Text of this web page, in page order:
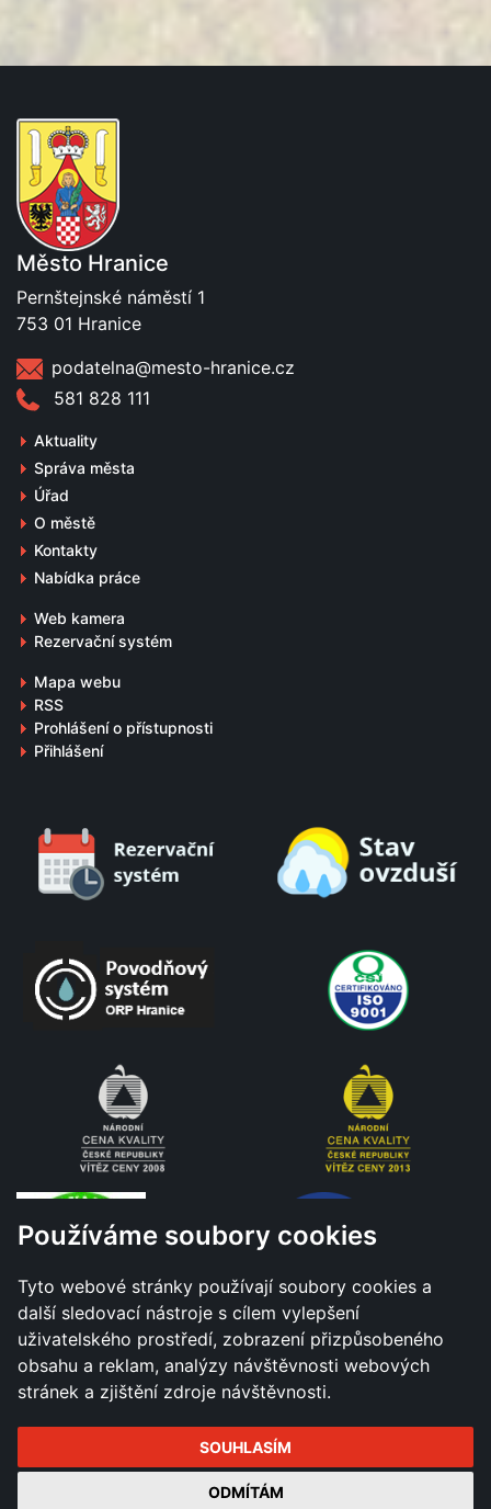
Používáme soubory cookies
Tyto webové stránky používají soubory cookies a
další sledovací nástroje s cílem vylepšení
uživatelského prostředí, zobrazení přizpůsobeného
obsahu a reklam, analýzy návštěvnosti webových
stránek a zjištění zdroje návštěvnosti.
SOUHLASÍM
ODMÍTÁM
Město Hranice
Pernštejnské náměstí 1
753 01 Hranice
podatelna@mesto-hranice.cz
581 828 111
Aktuality
Správa města
Úřad
O městě
Kontakty
Nabídka práce
Web kamera
Rezervační systém
Mapa webu
RSS
Prohlášení o přístupnosti
Přihlášení
Všechna práva vyhrazena - Město Hranice © 2026 |